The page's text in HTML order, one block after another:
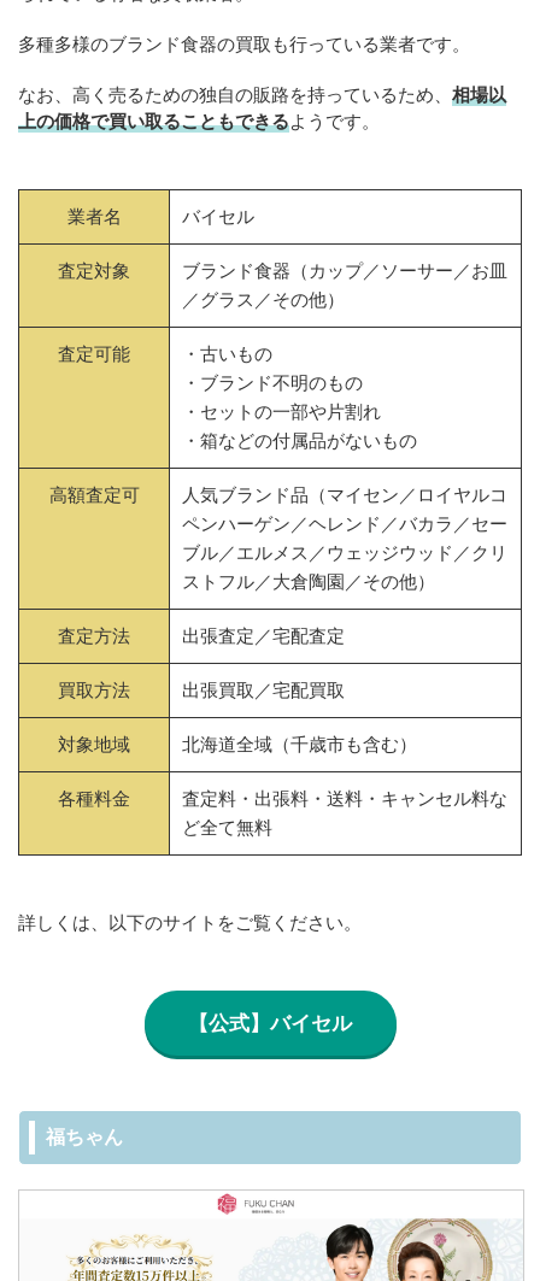
多種多様のブランド食器の買取も行っている業者です。
なお、高く売るための独自の販路を持っているため、 相場以
上の価格で買い取ることもできるようです。
業者名 バイセル
査定対象
ブランド食器（カップ／ソーサー／お皿
／グラス／その他）
査定可能
・古いもの
・ブランド不明のもの
・セットの一部や片割れ
・箱などの付属品がないもの
高額査定可
人気ブランド品（マイセン／ロイヤルコ
ペンハーゲン／ヘレンド／バカラ／セー
ブル／エルメス／ウェッジウッド／クリ
ストフル／大倉陶園／その他）
査定方法 出張査定／宅配査定
買取方法 出張買取／宅配買取
対象地域 北海道全域（千歳市も含む）
各種料金
査定料・出張料・送料・キャンセル料な
ど全て無料
詳しくは、以下のサイトをご覧ください。
【公式】バイセル
福ちゃん